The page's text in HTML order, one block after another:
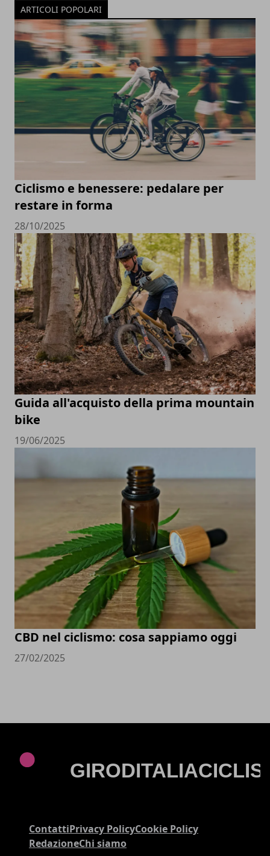
ARTICOLI POPOLARI
Ciclismo e benessere: pedalare per
restare in forma
28/10/2025
Guida all'acquisto della prima mountain
bike
19/06/2025
CBD nel ciclismo: cosa sappiamo oggi
27/02/2025
ContattiPrivacy PolicyCookie Policy
RedazioneChi siamo